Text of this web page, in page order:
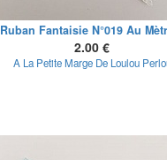
Ruban Fantaisie N°019 Au
2.00 €
A La Petite Marge De Loulou